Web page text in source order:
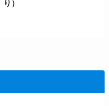
り）